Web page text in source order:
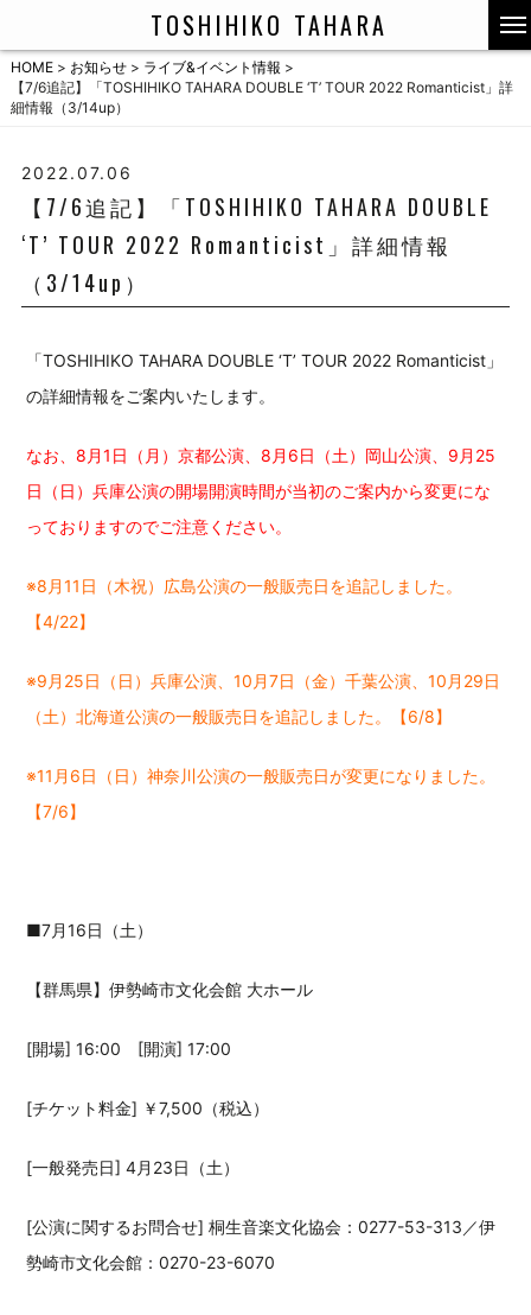
TOSHIHIKO TAHARA
HOME> お知らせ> ライブ&イベント情報 >
【7/6追記】「TOSHIHIKO TAHARA DOUBLE ‘T’ TOUR 2022 Romanticist」詳
細情報（3/14up）
2022.07.06
【7/6追記】「TOSHIHIKO TAHARA DOUBLE
‘T’ TOUR 2022 Romanticist」詳細情報
（3/14up）
「TOSHIHIKO TAHARA DOUBLE ‘T’ TOUR 2022 Romanticist」
の詳細情報をご案内いたします。
なお、8月1日（月）京都公演、8月6日（土）岡山公演、9月25
日（日）兵庫公演の開場開演時間が当初のご案内から変更にな
っておりますのでご注意ください。
※8月11日（木祝）広島公演の一般販売日を追記しました。
【4/22】
※9月25日（日）兵庫公演、10月7日（金）千葉公演、10月29日
（土）北海道公演の一般販売日を追記しました。【6/8】
※11月6日（日）神奈川公演の一般販売日が変更になりました。
【7/6】
■7月16日（土）
【群馬県】伊勢崎市文化会館 大ホール
[開場] 16:00 [開演] 17:00
[チケット料金] ￥7,500（税込）
[一般発売日] 4月23日（土）
[公演に関するお問合せ] 桐生音楽文化協会：0277-53-313／伊
勢崎市文化会館：0270-23-6070